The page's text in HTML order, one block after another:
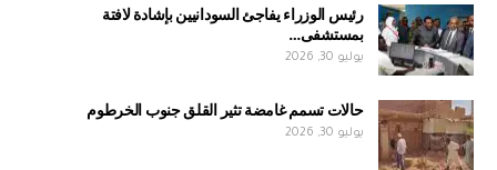
رئيس الوزراء يفاجئ السودانيين بإشادة لافتة
بمستشفى…
يوليو 30, 2026
حالات تسمم غامضة تثير القلق جنوب الخرطوم
يوليو 30, 2026